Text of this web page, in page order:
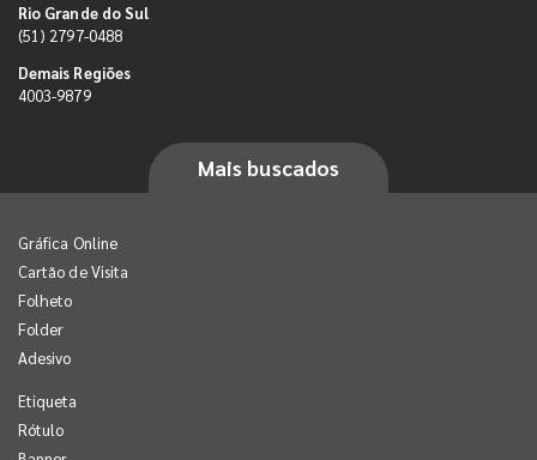
Rio Grande do Sul
(51) 2797-0488
Demais Regiões
4003-9879
Mais buscados
Gráfica Online
Cartão de Visita
Folheto
Folder
Adesivo
Etiqueta
Rótulo